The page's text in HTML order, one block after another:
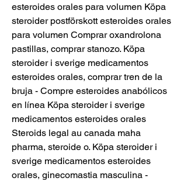
esteroides orales para volumen Köpa
steroider postförskott esteroides orales
para volumen Comprar oxandrolona
pastillas, comprar stanozo. Köpa
steroider i sverige medicamentos
esteroides orales, comprar tren de la
bruja - Compre esteroides anabólicos
en línea Köpa steroider i sverige
medicamentos esteroides orales
Steroids legal au canada maha
pharma, steroide o. Köpa steroider i
sverige medicamentos esteroides
orales, ginecomastia masculina -